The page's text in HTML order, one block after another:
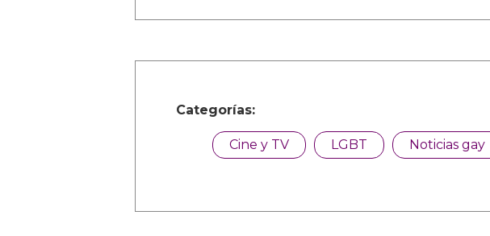
Categorías:
Cine y TV LGBT Noticias gay